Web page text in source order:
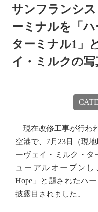
サンフランシ
ーミナルを「ハ
ターミナル1」
イ・ミルクの写
現在改修工事が行わ
空港で、7月23日（現
ーヴェイ・ミルク・タ
ューアルオープンし
Hope」と題されたハ
披露目されました。